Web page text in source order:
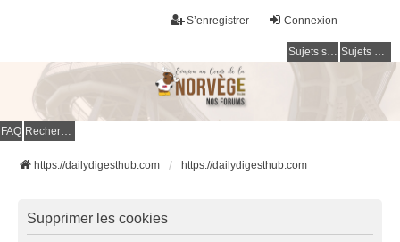
Connexion
S’enregistrer
Sujets sans réponse Sujets actifs
FAQ Rechercher
https://dailydigesthub.com https://dailydigesthub.com
Supprimer les cookies